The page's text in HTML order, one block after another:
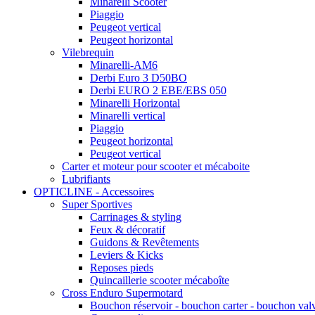
Piaggio
Peugeot vertical
Peugeot horizontal
Vilebrequin
Minarelli-AM6
Derbi Euro 3 D50BO
Derbi EURO 2 EBE/EBS 050
Minarelli Horizontal
Minarelli vertical
Piaggio
Peugeot horizontal
Peugeot vertical
Carter et moteur pour scooter et mécaboite
Lubrifiants
OPTICLINE - Accessoires
Super Sportives
Carrinages & styling
Feux & décoratif
Guidons & Revêtements
Leviers & Kicks
Reposes pieds
Quincaillerie scooter mécaboîte
Cross Enduro Supermotard
Bouchon réservoir - bouchon carter - bouchon